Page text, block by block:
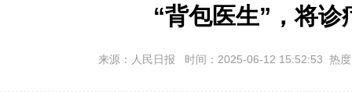
“背包医生”，将诊
来源：人民日报 时间：2025-06-12 15:52:53 热